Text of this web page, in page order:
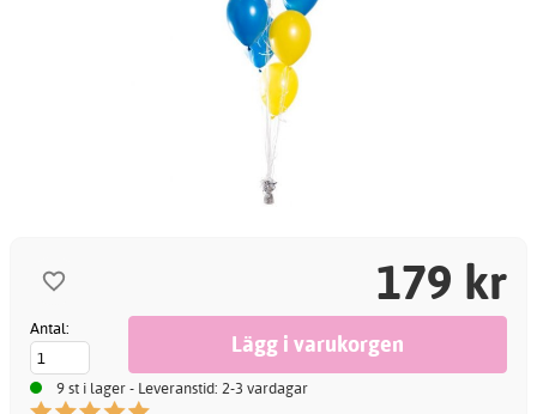
179 kr
Antal:
9 st i lager - Leveranstid: 2-3 vardagar